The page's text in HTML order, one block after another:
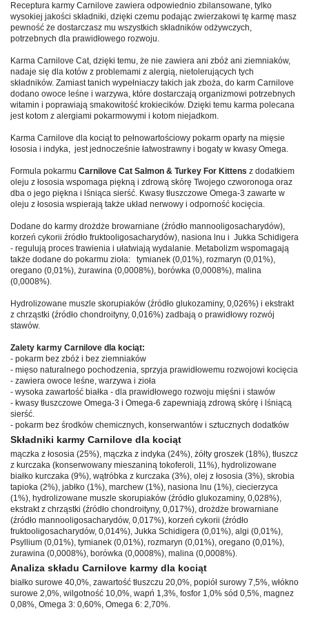
Receptura karmy Carnilove zawiera odpowiednio zbilansowane, tylko
wysokiej jakości składniki, dzięki czemu podając zwierzakowi tę karmę masz
pewność że dostarczasz mu wszystkich składników odżywczych,
potrzebnych dla prawidłowego rozwoju.
Karma Carnilove Cat, dzięki temu, że nie zawiera ani zbóż ani ziemniaków,
nadaje się dla kotów z problemami z alergią, nietolerujących tych
składników. Zamiast tanich wypełniaczy takich jak zboża, do karm Carnilove
dodano owoce leśne i warzywa, które dostarczają organizmowi potrzebnych
witamin i poprawiają smakowitość krokiecików. Dzięki temu karma polecana
jest kotom z alergiami pokarmowymi i kotom niejadkom.
Karma Carnilove dla kociąt to pełnowartościowy pokarm oparty na mięsie
łososia i indyka, jest jednocześnie łatwostrawny i bogaty w kwasy Omega.
Formula pokarmu Carnilove Cat Salmon & Turkey For Kittens z dodatkiem
oleju z łososia wspomaga piękną i zdrową skórę Twojego czworonoga oraz
dba o jego piękna i lśniąca sierść. Kwasy tłuszczowe Omega-3 zawarte w
oleju z łososia wspierają także układ nerwowy i odporność kocięcia.
Dodane do karmy drożdże browarniane (źródło mannooligosacharydów),
korzeń cykorii źródło fruktooligosacharydów), nasiona lnu i Jukka Schidigera
- regulują proces trawienia i ułatwiają wydalanie. Metabolizm wspomagają
także dodane do pokarmu zioła: tymianek (0,01%), rozmaryn (0,01%),
oregano (0,01%), żurawina (0,0008%), borówka (0,0008%), malina
(0,0008%).
Hydrolizowane muszle skorupiaków (źródło glukozaminy, 0,026%) i ekstrakt
z chrząstki (źródło chondroityny, 0,016%) zadbają o prawidłowy rozwój
stawów.
Zalety karmy Carnilove dla kociąt:
- pokarm bez zbóż i bez ziemniaków
- mięso naturalnego pochodzenia, sprzyja prawidłowemu rozwojowi kocięcia
- zawiera owoce leśne, warzywa i zioła
- wysoka zawartość białka - dla prawidłowego rozwoju mięśni i stawów
- kwasy tłuszczowe Omega-3 i Omega-6 zapewniają zdrową skórę i lśniącą
sierść.
- pokarm bez środków chemicznych, konserwantów i sztucznych dodatków
Składniki karmy Carnilove dla kociąt
mączka z łososia (25%), mączka z indyka (24%), żółty groszek (18%), tłuszcz
z kurczaka (konserwowany mieszaniną tokoferoli, 11%), hydrolizowane
białko kurczaka (9%), wątróbka z kurczaka (3%), olej z łososia (3%), skrobia
tapioka (2%), jabłko (1%), marchew (1%), nasiona lnu (1%), ciecierzyca
(1%), hydrolizowane muszle skorupiaków (źródło glukozaminy, 0,028%),
ekstrakt z chrząstki (źródło chondroityny, 0,017%), drożdże browarniane
(źródło mannooligosacharydów, 0,017%), korzeń cykorii (źródło
fruktooligosacharydów, 0,014%), Jukka Schidigera (0,01%), algi (0,01%),
Psyllium (0,01%), tymianek (0,01%), rozmaryn (0,01%), oregano (0,01%),
żurawina (0,0008%), borówka (0,0008%), malina (0,0008%).
Analiza składu Carnilove karmy dla kociąt
białko surowe 40,0%, zawartość tłuszczu 20,0%, popiół surowy 7,5%, włókno
surowe 2,0%, wilgotność 10,0%, wapń 1,3%, fosfor 1,0% sód 0,5%, magnez
0,08%, Omega 3: 0,60%, Omega 6: 2,70%.